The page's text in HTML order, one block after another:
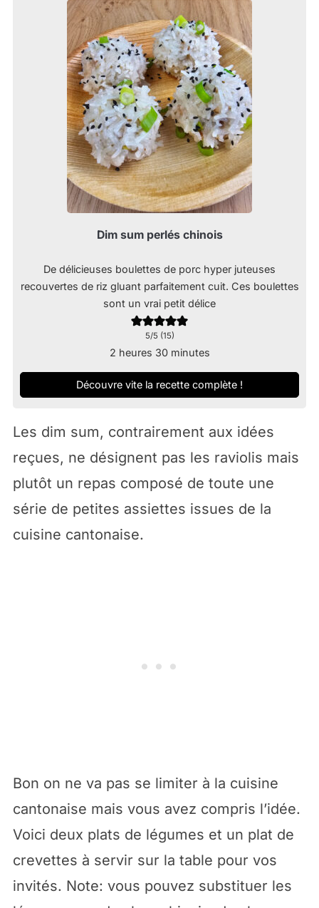
Dim sum perlés chinois
De délicieuses boulettes de porc hyper juteuses
recouvertes de riz gluant parfaitement cuit. Ces boulettes
sont un vrai petit délice
5/5 (15)
2heures
heures 30minutes
minutes
Découvre vite la recette complète !
Les dim sum, contrairement aux idées
reçues, ne désignent pas les raviolis mais
plutôt un repas composé de toute une
série de petites assiettes issues de la
cuisine cantonaise.
Bon on ne va pas se limiter à la cuisine
cantonaise mais vous avez compris l’idée.
Voici deux plats de légumes et un plat de
crevettes à servir sur la table pour vos
invités. Note: vous pouvez substituer les